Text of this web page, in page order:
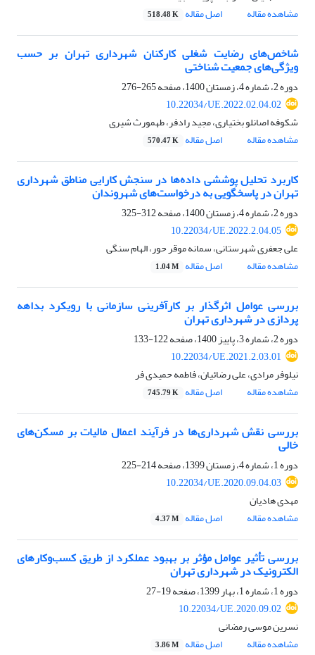
مشاهده مقاله
اصل مقاله 518.48 K
شاخص‌های رضایت شغلی کارکنان شهرداری تهران بر حسب
ویژگی‌های جمعیت شناختی
دوره 2، شماره 4، زمستان 1400، صفحه
265-276
10.22034/UE.2022.02.04.02
شکوفه اصانلو بختیاری، مجید رادفر، طهمورث شیری
مشاهده مقاله
اصل مقاله 570.47 K
کاربرد تحلیل پوششی داده‌ها در سنجش کارایی مناطق شهرداری
تهران در پاسخگویی به درخواست‌های شهروندان
دوره 2، شماره 4، زمستان 1400، صفحه
312-325
10.22034/UE.2022.2.04.05
علی جعفری شهرستانی، سمانه موقر حور، الهام سنگی
مشاهده مقاله
اصل مقاله 1.04 M
بررسی عوامل اثرگذار بر کارآفرینی سازمانی با رویکرد بداهه
پردازی در شهرداری تهران
دوره 2، شماره 3، پاییز 1400، صفحه
122-133
10.22034/UE.2021.2.03.01
نیلوفر مرادی، علی رضائیان، فاطمه حمیدی فر
مشاهده مقاله
اصل مقاله 745.79 K
بررسی نقش شهرداری‌ها در فرآیند اعمال مالیات بر مسکن‌های
خالی
دوره 1، شماره 4، زمستان 1399، صفحه
214-225
10.22034/UE.2020.09.04.03
مهدی هادیان
مشاهده مقاله
اصل مقاله 4.37 M
بررسی تأثیر عوامل مؤثر بر بهبود عملکرد از طریق کسب‌وکارهای
الکترونیک در شهرداری تهران
دوره 1، شماره 1، بهار 1399، صفحه
19-27
10.22034/UE.2020.09.02
نسرین موسی رمضانی
مشاهده مقاله
اصل مقاله 3.86 M